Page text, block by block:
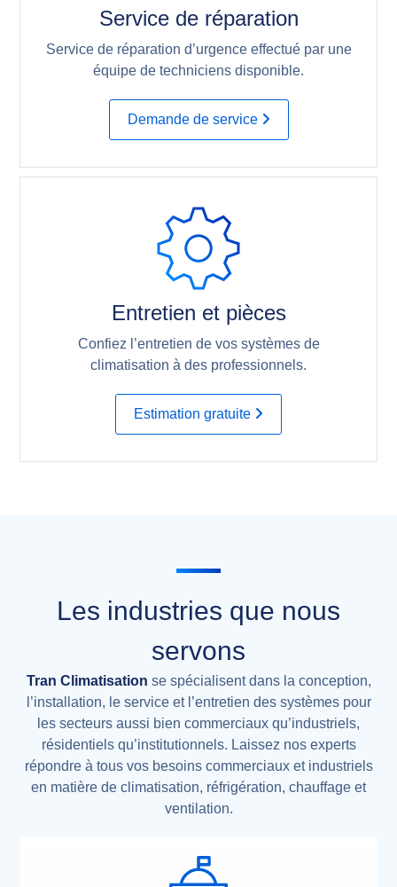
Service de réparation
Service de réparation d’urgence effectué par une
équipe de techniciens disponible.
Demande de service
Entretien et pièces
Confiez l’entretien de vos systèmes de
climatisation à des professionnels.
Estimation gratuite
Les industries que nous
servons
Tran Climatisation se spécialisent dans la conception,
l’installation, le service et l’entretien des systèmes pour
les secteurs aussi bien commerciaux qu’industriels,
résidentiels qu’institutionnels. Laissez nos experts
répondre à tous vos besoins commerciaux et industriels
en matière de climatisation, réfrigération, chauffage et
ventilation.